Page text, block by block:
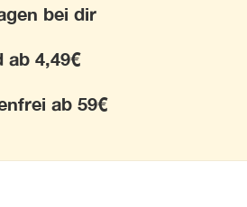
bei dir
ab 4,49€
ab 59€